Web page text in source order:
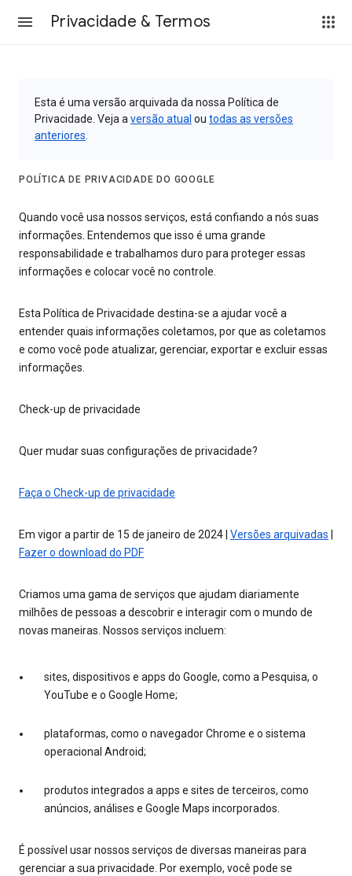
Privacidade & Termos
Esta é uma versão arquivada da nossa Política de
Privacidade. Veja a versão atual ou todas as versões
anteriores
POLÍTICA DE PRIVACIDADE DO GOOGLE
Quando você usa nossos serviços, está confiando a nós suas
informações. Entendemos que isso é uma grande
responsabilidade e trabalhamos duro para proteger essas
informações e colocar você no controle.
Esta Política de Privacidade destina-se a ajudar você a
entender quais informações coletamos, por que as coletamos
e como você pode atualizar, gerenciar, exportar e excluir essas
informações.
Check-up de privacidade
Quer mudar suas configurações de privacidade?
Faça o Check-up de privacidade
Em vigor a partir de 15 de janeiro de 2024 | Versões arquivadas
Fazer o download do PDF
Criamos uma gama de serviços que ajudam diariamente
milhões de pessoas a descobrir e interagir com o mundo de
novas maneiras. Nossos serviços incluem:
sites, dispositivos e apps do Google, como a Pesquisa, o
YouTube e o Google Home;
plataformas, como o navegador Chrome e o sistema
operacional Android;
produtos integrados a apps e sites de terceiros, como
anúncios, análises e Google Maps incorporados.
É possível usar nossos serviços de diversas maneiras para
gerenciar a sua privacidade. Por exemplo, você pode se